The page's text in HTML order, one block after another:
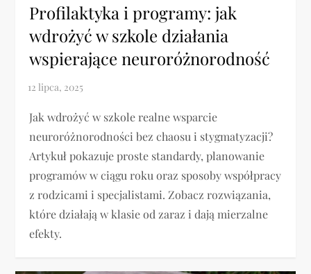
Profilaktyka i programy: jak
wdrożyć w szkole działania
wspierające neuroróżnorodność
Jak wdrożyć w szkole realne wsparcie
neuroróżnorodności bez chaosu i stygmatyzacji?
Artykuł pokazuje proste standardy, planowanie
programów w ciągu roku oraz sposoby współpracy
z rodzicami i specjalistami. Zobacz rozwiązania,
które działają w klasie od zaraz i dają mierzalne
efekty.